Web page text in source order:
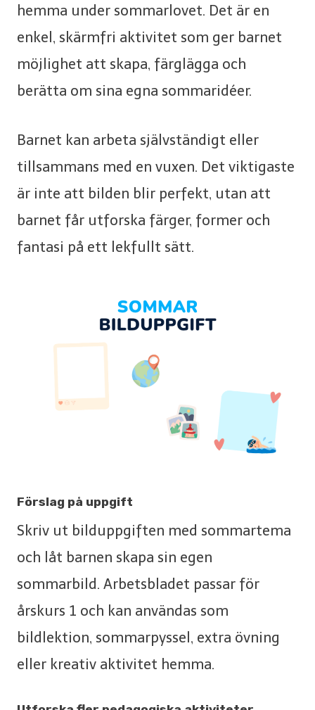
hemma under sommarlovet. Det är en
enkel, skärmfri aktivitet som ger barnet
möjlighet att skapa, färglägga och
berätta om sina egna sommaridéer.
Barnet kan arbeta självständigt eller
tillsammans med en vuxen. Det viktigaste
är inte att bilden blir perfekt, utan att
barnet får utforska färger, former och
fantasi på ett lekfullt sätt.
Förslag på uppgift
Skriv ut bilduppgiften med sommartema
och låt barnen skapa sin egen
sommarbild. Arbetsbladet passar för
årskurs 1 och kan användas som
bildlektion, sommarpyssel, extra övning
eller kreativ aktivitet hemma.